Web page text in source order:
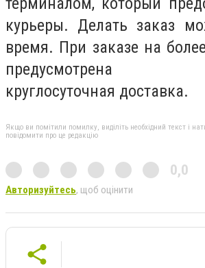
курьеры. Делать заказ
время. При заказе на
предусмотрена
круглосуточная доставка.
Якщо ви помітили помилку, виділіть необхідний текст і
повідомити про це редакцію
0,0
Авторизуйтесь, щоб оцінити